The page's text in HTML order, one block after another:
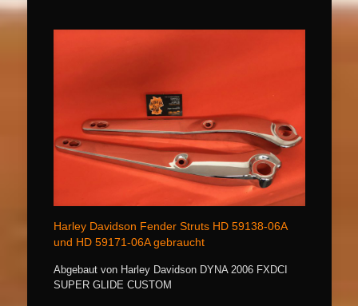
Harley Davidson Fender Struts HD 59138-06A
und HD 59171-06A gebraucht
Abgebaut von Harley Davidson DYNA 2006 FXDCI
SUPER GLIDE CUSTOM